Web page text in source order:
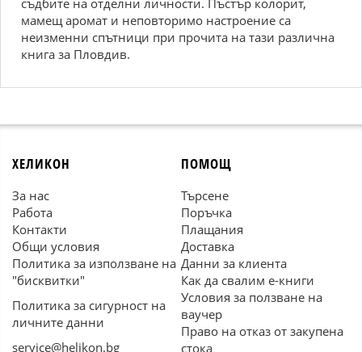
съдбите на отделни личности. Пъстър колорит,
мамещ аромат и неповторимо настроение са
неизменни спътници при прочита на тази различна
книга за Пловдив.
ХЕЛИКОН
За нас
Работа
Контакти
Общи условия
Политика за използване на
"бисквитки"
Политика за сигурност на
личните данни
service@helikon.bg
ПОМОЩ
Търсене
Поръчка
Плащания
Доставка
Данни за клиента
Как да свалим е-книги
Условия за ползване на
ваучер
Право на отказ от закупена
стока